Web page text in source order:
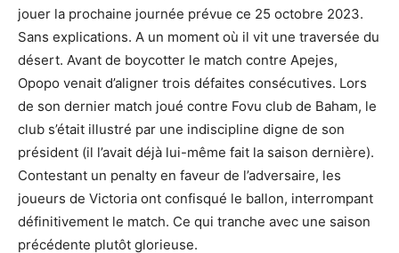
jouer la prochaine journée prévue ce 25 octobre 2023.
Sans explications. A un moment où il vit une traversée du
désert. Avant de boycotter le match contre Apejes,
Opopo venait d’aligner trois défaites consécutives. Lors
de son dernier match joué contre Fovu club de Baham, le
club s’était illustré par une indiscipline digne de son
président (il l’avait déjà lui-même fait la saison dernière).
Contestant un penalty en faveur de l’adversaire, les
joueurs de Victoria ont confisqué le ballon, interrompant
définitivement le match. Ce qui tranche avec une saison
précédente plutôt glorieuse.